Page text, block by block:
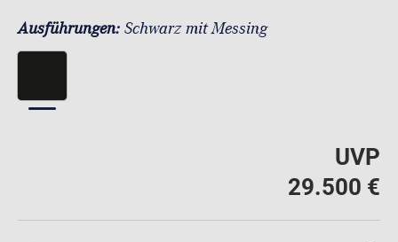
Ausführungen: Schwarz mit Messing
UVP
29.500 €